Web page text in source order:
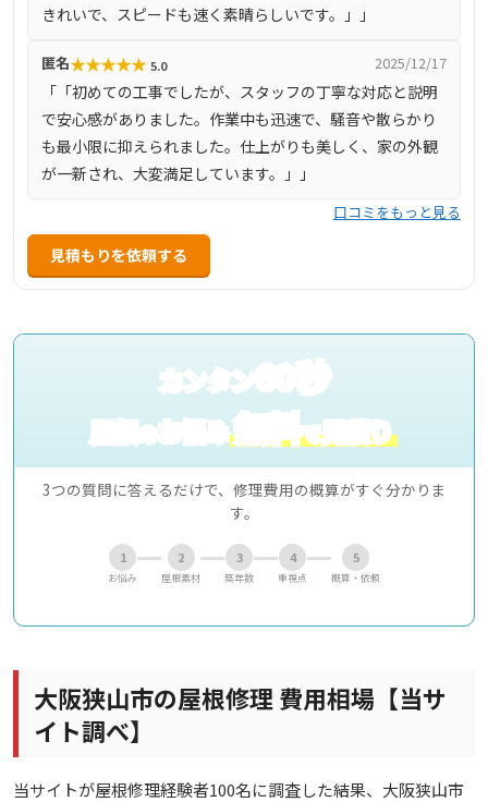
きれいで、スピードも速く素晴らしいです。」」
匿名★★★★★ 5.0 2025/12/17
「「初めての工事でしたが、スタッフの丁寧な対応と説明
で安心感がありました。作業中も迅速で、騒音や散らかり
も最小限に抑えられました。仕上がりも美しく、家の外観
が一新され、大変満足しています。」」
口コミをもっと見る
見積もりを依頼する
カンタン60秒
屋根 のお悩み無料で見積り
3つの質問に答えるだけで、修理費用の概算がすぐ分かりま
す。
1
お悩み
2
屋根素材
3
築年数
4
重視点
5
概算・依頼
大阪狭山市の屋根修理 費用相場【当サ
イト調べ】
当サイトが屋根修理経験者100名に調査した結果、大阪狭山市